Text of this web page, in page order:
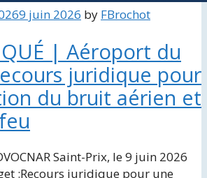
9 juin 2026 by FBrochot
| Aéroport du
juridique pour
du bruit aérien et
Saint-Prix, le 9 juin 2026
:Recours juridique pour une